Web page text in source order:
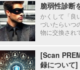
脆弱性診断
かくして「良
づいたらいつ
物に交換され
[Scan
録について]